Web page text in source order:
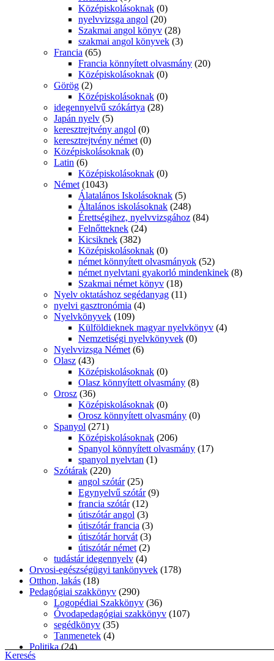
Középiskolásoknak (0)
nyelvvizsga angol (20)
Szakmai angol könyv (28)
szakmai angol könyvek (3)
Francia (65)
Francia könnyített olvasmány (20)
Középiskolásoknak (0)
Görög (2)
Középiskolásoknak (0)
idegennyelvű szókártya (28)
Japán nyelv (5)
keresztrejtvény angol (0)
keresztrejtvény német (0)
Középiskolásoknak (0)
Latin (6)
Középiskolásoknak (0)
Német (1043)
Álatalános Iskolásoknak (5)
Általános iskolásoknak (248)
Érettségihez, nyelvvizsgához (84)
Felnőtteknek (24)
Kicsiknek (382)
Középiskolásoknak (0)
német könnyített olvasmányok (52)
német nyelvtani gyakorló mindenkinek (8)
Szakmai német könyv (18)
Nyelv oktatáshoz segédanyag (11)
nyelvi gasztronómia (4)
Nyelvkönyvek (109)
Külföldieknek magyar nyelvkönyv (4)
Nemzetiségi nyelvkönyvek (0)
Nyelvvizsga Német (6)
Olasz (43)
Középiskolásoknak (0)
Olasz könnyített olvasmány (8)
Orosz (36)
Középiskolásoknak (0)
Orosz könnyített olvasmány (0)
Spanyol (271)
Középiskolásoknak (206)
Spanyol könnyített olvasmány (17)
spanyol nyelvtan (1)
Szótárak (220)
angol szótár (25)
Egynyelvű szótár (9)
francia szótár (12)
útiszótár angol (3)
útiszótár francia (3)
útiszótár horvát (3)
útiszótár német (2)
tudástár idegennyelv (4)
Orvosi-egészségügyi tankönyvek (178)
Otthon, lakás (18)
Pedagógiai szakkönyv (290)
Logopédiai Szakkönyv (36)
Óvodapedagógiai szakkönyv (107)
segédkönyv (35)
Tanmenetek (4)
Politika (24)
Próza
Keresés